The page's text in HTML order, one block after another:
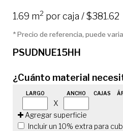
1.69 m2 por caja / $381.62
* Precio de referencia, puede
PSUDNUE15HH
¿Cuánto material
LARGO ANCHO CAJAS
X
Agregar superficie
Incluir un 10% extra para